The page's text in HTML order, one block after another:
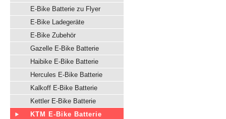
E-Bike Batterie zu Flyer
E-Bike Ladegeräte
E-Bike Zubehör
Gazelle E-Bike Batterie
Haibike E-Bike Batterie
Hercules E-Bike Batterie
Kalkoff E-Bike Batterie
Kettler E-Bike Batterie
KTM E-Bike Batterie